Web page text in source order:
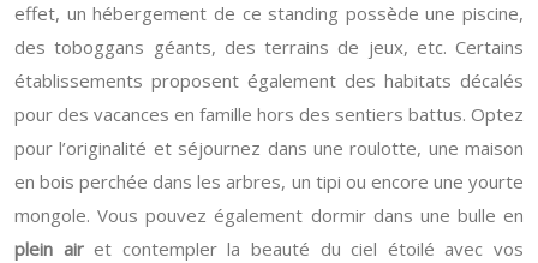
effet, un hébergement de ce standing possède une piscine,
des toboggans géants, des terrains de jeux, etc. Certains
établissements proposent également des habitats décalés
pour des vacances en famille hors des sentiers battus. Optez
pour l’originalité et séjournez dans une roulotte, une maison
en bois perchée dans les arbres, un tipi ou encore une yourte
mongole. Vous pouvez également dormir dans une bulle en
plein airet contempler la beauté du ciel étoilé avec vos